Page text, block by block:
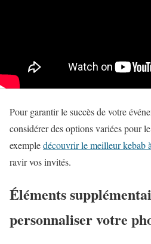
Pour garantir le succès de votre
considérer des options variées pour
exempledécouvrir le meilleur kebab
ravir vos invités.
Éléments
personnaliser votre